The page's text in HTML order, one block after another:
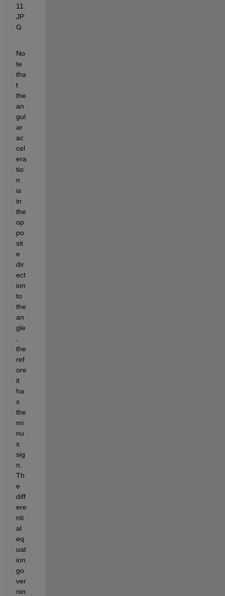
No
te
tha
t
the
an
gul
ar
ac
cel
era
tio
n
is
in
the
op
po
sit
e
dir
ect
ion
to
the
an
gle
the
ref
ore
it
ha
s
the
mi
nu
s
sig
n.
Th
e
diff
ere
nti
al
eq
uat
ion
go
ver
nin